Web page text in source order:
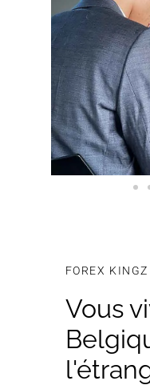
FOREX KINGZ
Vous